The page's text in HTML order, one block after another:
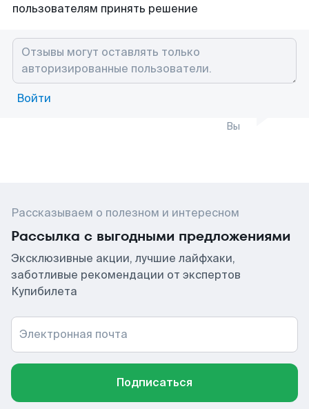
пользователям принять решение
Войти
Вы
Рассказываем о полезном и интересном
Рассылка с выгодными предложениями
Эксклюзивные акции, лучшие лайфхаки,
заботливые рекомендации от экспертов
Купибилета
Электронная почта
Подписаться